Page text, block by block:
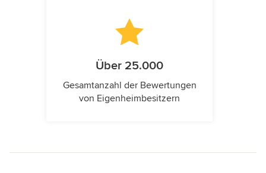
Über 25.000
Gesamtanzahl der Bewertungen
von Eigenheimbesitzern